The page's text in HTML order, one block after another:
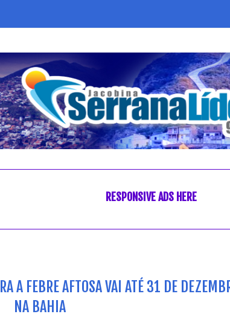
RESPONSIVE ADS HERE
A FEBRE AFTOSA VAI ATÉ 31 DE
NA BAHIA